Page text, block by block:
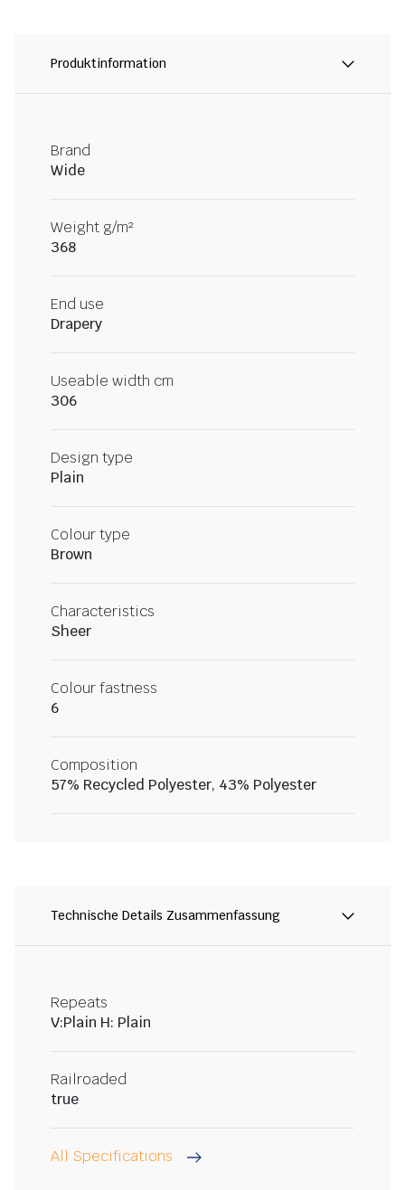
Produktinformation
Brand
Wide
Weight g/m²
368
End use
Drapery
Useable width cm
306
Design type
Plain
Colour type
Brown
Characteristics
Sheer
Colour fastness
6
Composition
57% Recycled Polyester, 43% Polyester
Technische Details Zusammenfassung
Repeats
V:Plain H: Plain
Railroaded
true
All Specifications